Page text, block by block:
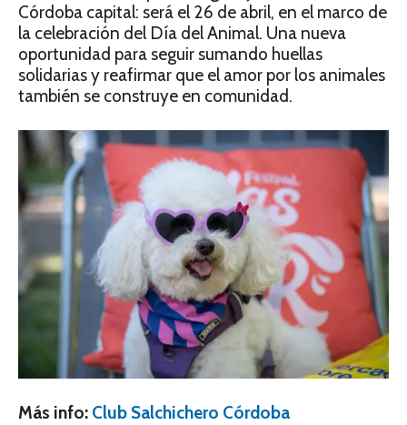
Córdoba capital: será el 26 de abril, en el marco de
la celebración del Día del Animal. Una nueva
oportunidad para seguir sumando huellas
solidarias y reafirmar que el amor por los animales
también se construye en comunidad.
Más info: Club Salchichero Córdoba